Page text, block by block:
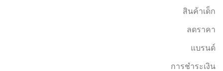
สินค้าเด็ก
ลดราคา
แบรนด์
การชำระเงิน